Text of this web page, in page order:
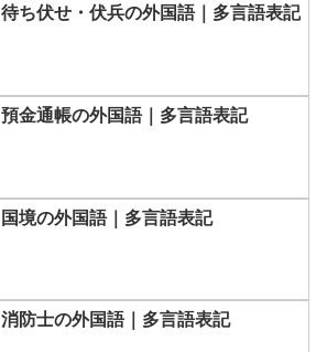
待ち伏せ・伏兵の外国語｜多言語表記
預金通帳の外国語｜多言語表記
国境の外国語｜多言語表記
消防士の外国語｜多言語表記